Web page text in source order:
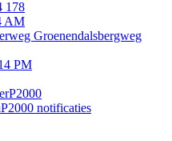
178
AM
Groenendalsbergweg
PM
P2000
P2000 notificaties